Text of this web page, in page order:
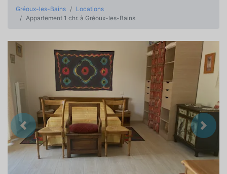
Gréoux-les-Bains
Locations
Appartement 1 chr. à Gréoux-les-Bains
Précedent